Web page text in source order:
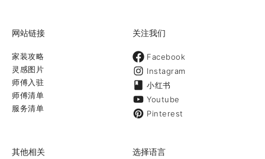
网站链接
家装攻略
灵感图片
师傅入驻
师傅清单
服务清单
关注我们
Facebook
Instagram
小红书
Youtube
Pinterest
其他相关 选择语言